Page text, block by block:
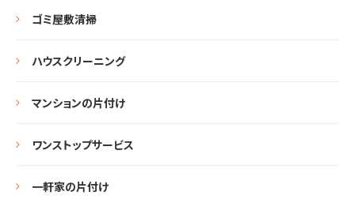
ゴミ屋敷清掃
ハウスクリーニング
マンションの片付け
ワンストップサービス
一軒家の片付け